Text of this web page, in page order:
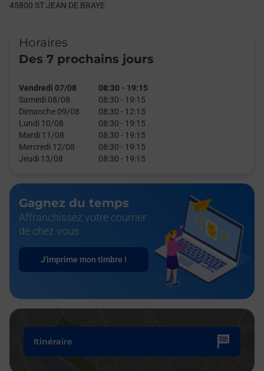
45800 ST JEAN DE BRAYE
Horaires
Des 7 prochains jours
Vendredi 07/08 08:30 - 19:15
Samedi 08/08
08:30 - 19:15
Dimanche 09/08
08:30 - 12:15
Lundi 10/08
08:30 - 19:15
Mardi 11/08
08:30 - 19:15
Mercredi 12/08
08:30 - 19:15
Jeudi 13/08
08:30 - 19:15
Gagnez du temps
Affranchissez votre courrier
de chez vous
J'imprime mon timbre !
Itinéraire